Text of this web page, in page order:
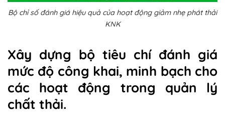
Bộ chỉ số đánh giá hiệu quả của hoạt động giảm nhẹ phát thải
KNK
Xây dựng bộ tiêu chí đánh giá
mức độ công khai, minh bạch cho
các hoạt động trong quản lý
chất thải.